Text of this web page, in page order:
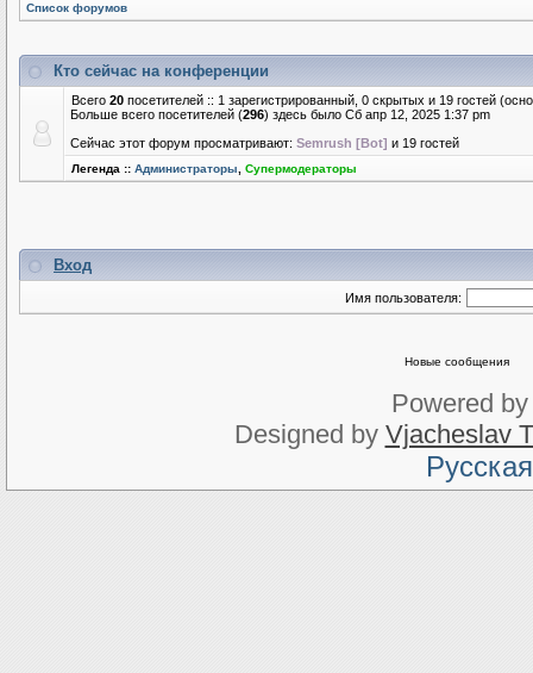
Список форумов
Кто сейчас на конференции
Всего 20 посетителей :: 1 зарегистрированный, 0 скрытых и 19 гостей
Больше всего посетителей (296) здесь было Сб апр 12, 2025 1:37 pm
Сейчас этот форум просматривают: Semrush [Bot] и 19 гостей
Легенда :: Администраторы Супермодераторы
Вход
Имя пользователя:
Новые сообщения
Powered
Designed by Vjacheslav